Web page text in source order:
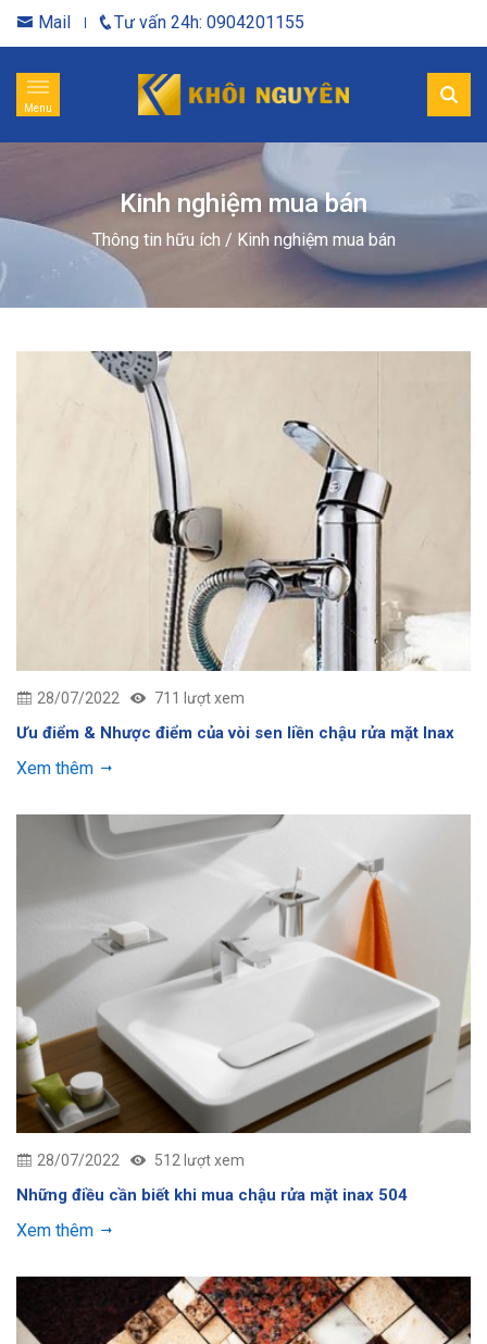
Mail Tư vấn 24h: 0904201155
Menu
Kinh nghiệm mua bán
Thông tin hữu ích / Kinh nghiệm mua bán
28/07/2022 711 lượt xem
Ưu điểm & Nhược điểm của vòi sen liền chậu rửa mặt Inax
Xem thêm
28/07/2022 512 lượt xem
Những điều cần biết khi mua chậu rửa mặt inax 504
Xem thêm